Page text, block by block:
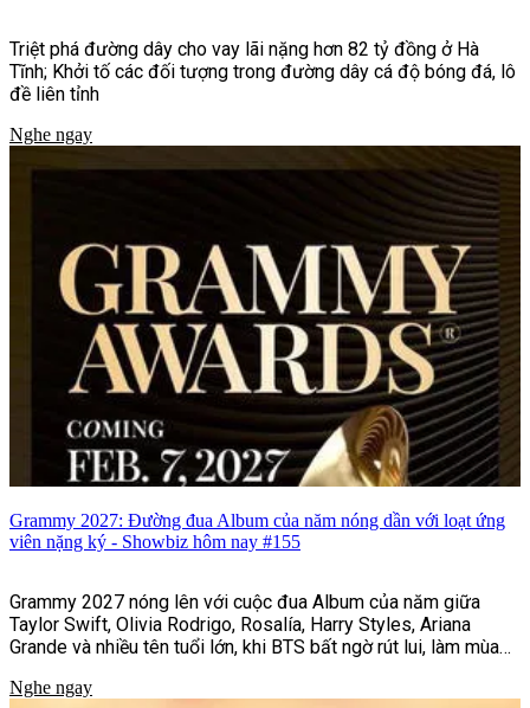
Triệt phá đường dây cho vay lãi nặng hơn 82 tỷ đồng ở Hà
Tĩnh; Khởi tố các đối tượng trong đường dây cá độ bóng đá, lô
đề liên tỉnh
Nghe ngay
Grammy 2027: Đường đua Album của năm nóng dần với loạt ứng
viên nặng ký - Showbiz hôm nay #155
Grammy 2027 nóng lên với cuộc đua Album của năm giữa
Taylor Swift, Olivia Rodrigo, Rosalía, Harry Styles, Ariana
Grande và nhiều tên tuổi lớn, khi BTS bất ngờ rút lui, làm mùa
Nghe ngay